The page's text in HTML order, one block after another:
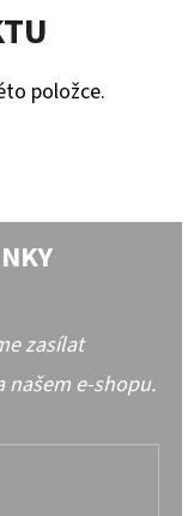
položce.
zasílat
našem e-shopu.